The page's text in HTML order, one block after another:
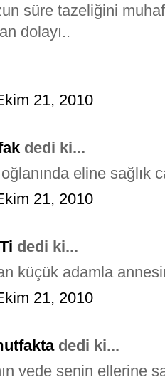
süre tazeliğini
dolayı..
21, 2010
dedi ki...
eline sağlık
21, 2010
dedi ki...
küçük adamla
21, 2010
dedi ki...
vede senin ellerine